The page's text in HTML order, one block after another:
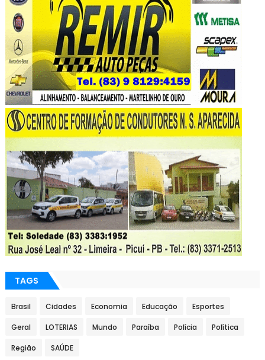
TAGS
Brasil Cidades Economia Educação Esportes
Geral LOTERIAS Mundo Paraíba Polícia Política
Região SAÚDE